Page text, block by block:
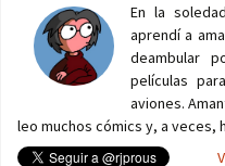
En la
aprendí a
deambular
películas
aviones.
leo muchos cómics y, a veces,